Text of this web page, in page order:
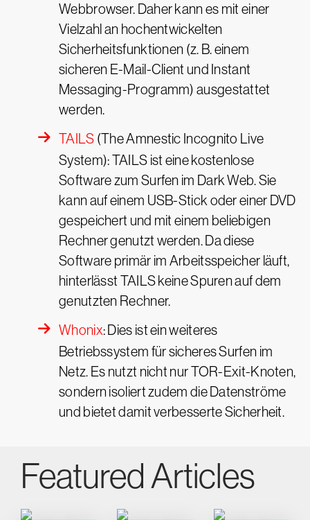
Webbrowser. Daher kann es mit einer
Vielzahl an hochentwickelten
Sicherheitsfunktionen (z. B. einem
sicheren E-Mail-Client und Instant
Messaging-Programm) ausgestattet
werden.
TAILS (The Amnestic Incognito Live
System): TAILS ist eine kostenlose
Software zum Surfen im Dark Web. Sie
kann auf einem USB-Stick oder einer DVD
gespeichert und mit einem beliebigen
Rechner genutzt werden. Da diese
Software primär im Arbeitsspeicher läuft,
hinterlässt TAILS keine Spuren auf dem
genutzten Rechner.
Whonix: Dies ist ein weiteres
Betriebssystem für sicheres Surfen im
Netz. Es nutzt nicht nur TOR-Exit-Knoten,
sondern isoliert zudem die Datenströme
und bietet damit verbesserte Sicherheit.
Featured Articles